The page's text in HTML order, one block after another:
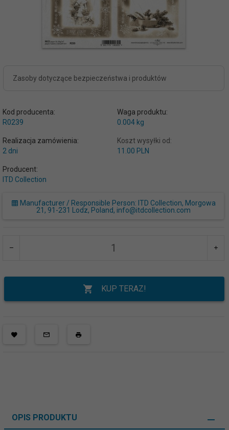
Zasoby dotyczące bezpieczeństwa i produktów
Kod producenta:
R0239
Waga produktu:
0.004 kg
Realizacja zamówienia:
2 dni
Koszt wysyłki od:
11.00 PLN
Producent:
ITD Collection
Manufacturer / Responsible Person: ITD Collection, Morgowa
21, 91-231 Lodz, Poland, info@itdcollection.com
KUP TERAZ!
OPIS PRODUKTU